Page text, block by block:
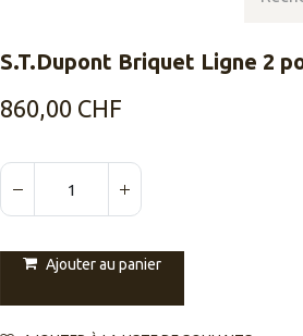
S.T.Dupont Briquet Ligne 2
860,00 CHF
Ajouter au panier